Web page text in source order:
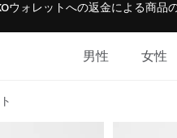
ォレットへの返金による商品
動
男性 女性